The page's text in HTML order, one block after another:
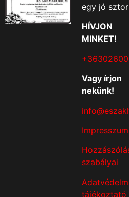
egy jó
HÍVJON
MINKET!
Vagy írjon
nekünk!
Impresszum
szabályai
tájékoztató